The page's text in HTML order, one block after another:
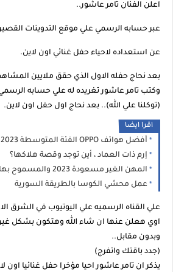
اعلن الفنان تامر عاشور..
عبر حسابه الرسمي علي موقع التدوينات
عن استعداده لاحياء حفل غنائي اون لاين.
بعد نحاج حفله الاول الذي حقق ملايين
وكتب تامر عاشور تغريده له علي حسابه
(توكلنا علي الله).. بعد نحاج اول حفل اون لاين.
اقرا ايضا
أفضل هواتف OPPO الفئة المتوسطة 2023
إرم ذات العماد ، أين توجد وقصة هلاكها؟
المهن الغير مسعودة 2023 والمسموح بها للأجانب
عمل محشي الكوسا بالطريقة السورية
علي القناه الرسميه علي اليوتيوب في الشرق
اوي هعلن عنها ان شاء الله وهتكون بشكل
وبدون مقابل..
(جدد باقتك واتفرج)
يذكر ان تامر عاشور احيا مؤخرا حفل غنائيا اون